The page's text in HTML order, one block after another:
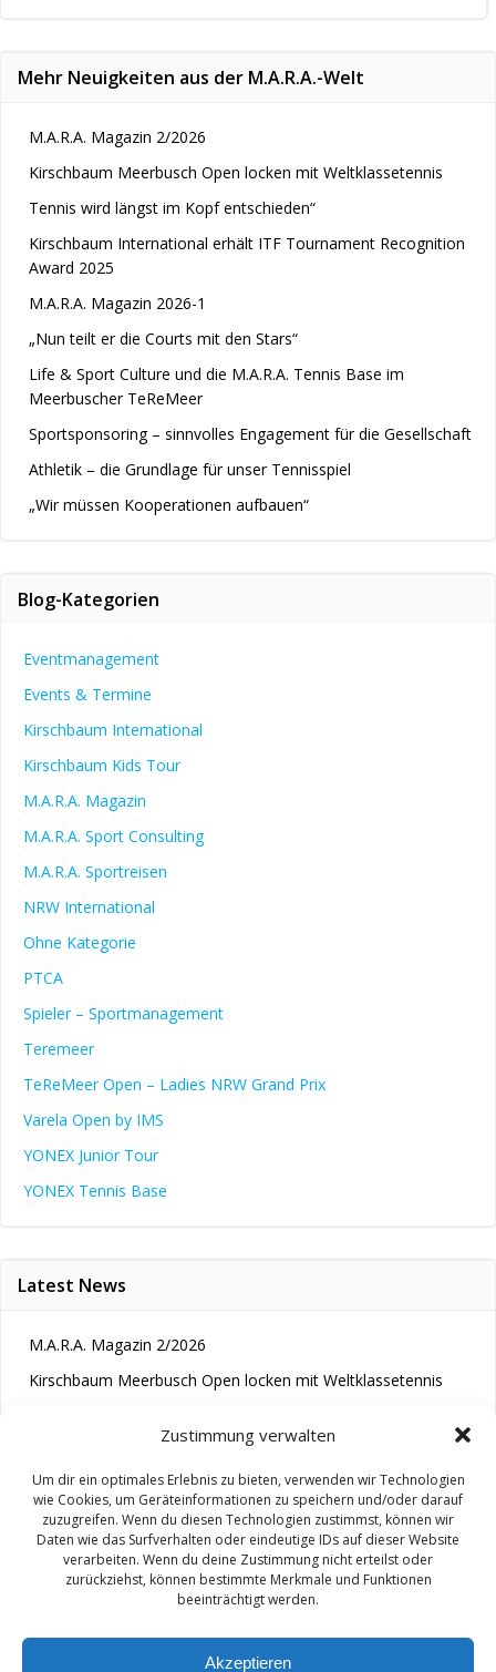
Zustimmung verwalten
Um dir ein optimales Erlebnis zu bieten, verwenden wir Technologien
wie Cookies, um Geräteinformationen zu speichern und/oder darauf
zuzugreifen. Wenn du diesen Technologien zustimmst, können wir
Daten wie das Surfverhalten oder eindeutige IDs auf dieser Website
verarbeiten. Wenn du deine Zustimmung nicht erteilst oder
zurückziehst, können bestimmte Merkmale und Funktionen
beeinträchtigt werden.
Akzeptieren
Mehr Neuigkeiten aus der M.A.R.A.-Welt
M.A.R.A. Magazin 2/2026
Kirschbaum Meerbusch Open locken mit Weltklassetennis
Tennis wird längst im Kopf entschieden“
Kirschbaum International erhält ITF Tournament Recognition
Award 2025
M.A.R.A. Magazin 2026-1
„Nun teilt er die Courts mit den Stars“
Life & Sport Culture und die M.A.R.A. Tennis Base im
Meerbuscher TeReMeer
Sportsponsoring – sinnvolles Engagement für die Gesellschaft
Athletik – die Grundlage für unser Tennisspiel
„Wir müssen Kooperationen aufbauen“
Blog-Kategorien
Eventmanagement
Events & Termine
Kirschbaum International
Kirschbaum Kids Tour
M.A.R.A. Magazin
M.A.R.A. Sport Consulting
M.A.R.A. Sportreisen
NRW International
Ohne Kategorie
PTCA
Spieler – Sportmanagement
Teremeer
TeReMeer Open – Ladies NRW Grand Prix
Varela Open by IMS
YONEX Junior Tour
YONEX Tennis Base
Latest News
M.A.R.A. Magazin 2/2026
Kirschbaum Meerbusch Open locken mit Weltklassetennis
© 2026 M.A.R.A.. Created for free using WordPress and
Colibri